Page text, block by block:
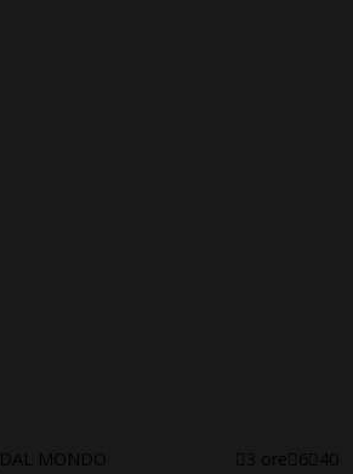
DAL MONDO 3 ore 6 40